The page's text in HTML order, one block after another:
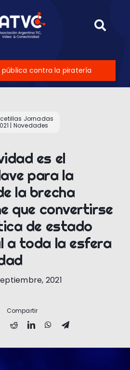
contra la piratería
Jornadas
| Novedades
es el
para la
la brecha
que convertirse
de estado
a toda la esfera
2021
Compartir